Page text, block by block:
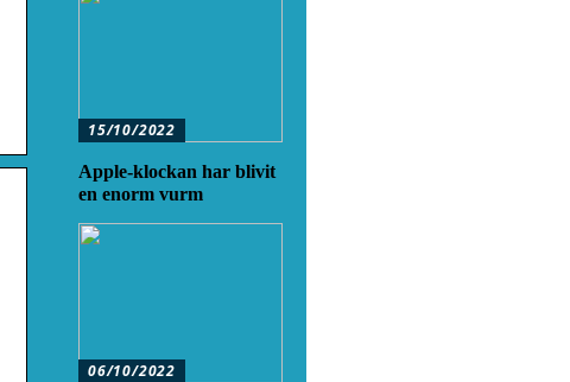
15/10/2022
Apple-klockan har blivit
en enorm vurm
06/10/2022